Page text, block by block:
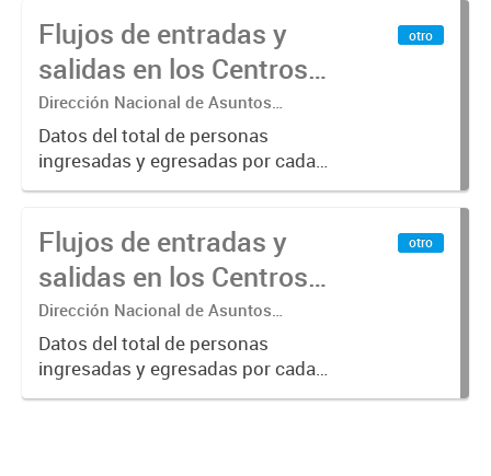
Flujos de entradas y
salidas en los Centros
de Fronteras. Segundo
Semestre 2025.
Dirección Nacional de Asuntos
Técnicos de Fronteras
Datos del total de personas
ingresadas y egresadas por cada
Centro de Frontera, y el total de
discriminados por tipo: livianos,
ómnibus y carga.
otro
Flujos de entradas y
salidas en los Centros
de Fronteras. Primer
Semestre 2025.
Dirección Nacional de Asuntos
Técnicos de Fronteras
Datos del total de personas
ingresadas y egresadas por cada
Centro de Frontera, y el total de
otro